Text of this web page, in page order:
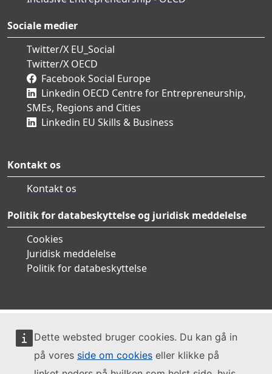
Dette websted bruger cookies. Du kan gå in
på vores side om cookies eller klikke på
Sociale medier
Twitter/X EU_Social
Twitter/X OECD
Facebook Social Europe
Linkedin OECD Centre for Entrepreneurship,
SMEs, Regions and Cities
Linkedin EU Skills & Business
Kontakt os
Kontakt os
Politik for databeskyttelse og juridisk meddelelse
Cookies
Juridisk meddelelse
Politik for databeskyttelse